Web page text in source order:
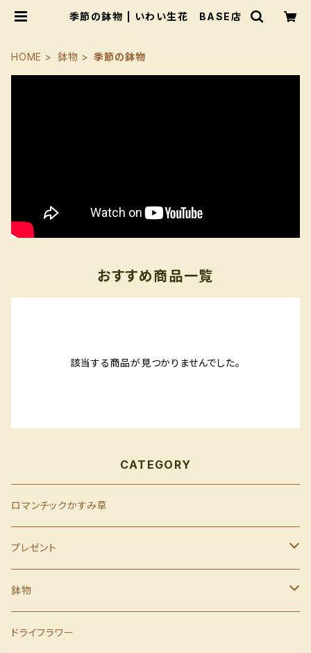
季節の鉢物 | いわい生花 BASE店
HOME 鉢物 季節の鉢物
おすすめ商品一覧
該当する商品が見つかりませんでした。
CATEGORY
ロマンチックかすみ草
プレゼント
母の日
父の日
鉢物
季節の鉢物
ドライフラワー